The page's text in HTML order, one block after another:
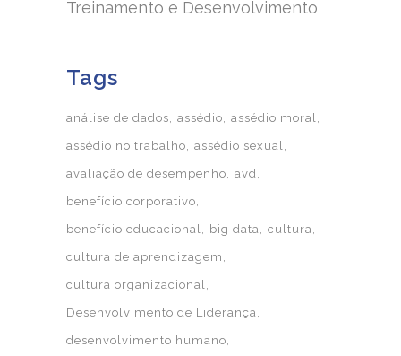
Treinamento e Desenvolvimento
Tags
análise de dados assédio assédio moral
assédio no trabalho assédio sexual
avaliação de desempenho avd
benefício corporativo
benefício educacional big data cultura
cultura de aprendizagem
cultura organizacional
Desenvolvimento de Liderança
desenvolvimento humano